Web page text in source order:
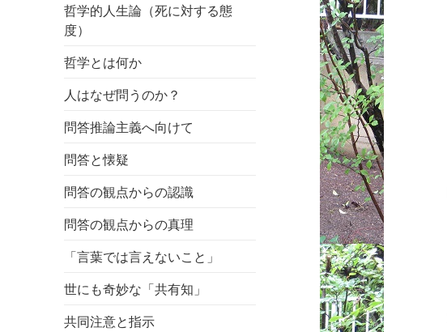
哲学的人生論（死に対する態
度）
哲学とは何か
人はなぜ問うのか？
問答推論主義へ向けて
問答と懐疑
問答の観点からの認識
問答の観点からの真理
「言葉では言えないこと」
世にも奇妙な「共有知」
共同注意と指示